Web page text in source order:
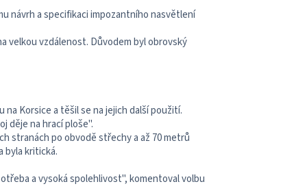
návrh a specifikaci impozantního nasvětlení
velkou vzdálenost. Důvodem byl obrovský
Korsice a těšil se na jejich další použití.
děje na hrací ploše".
stranách po obvodě střechy a až 70 metrů
byla kritická.
a vysoká spolehlivost", komentoval volbu